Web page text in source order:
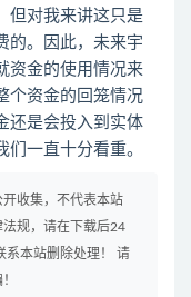
但对我来讲这只是
的。因此，未来宇
资金的使用情况来
个资金的回笼情况
还是会投入到实体
一直十分看重。
收集，不代表本站
法规，请在下载后24
系本站删除处理！ 请